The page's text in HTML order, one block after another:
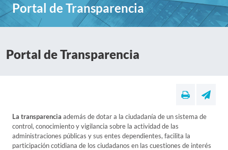
Portal de Transparencia
Portal de Transparencia
La transparencia además de dotar a la ciudadanía de un sistema de
control, conocimiento y vigilancia sobre la actividad de las
administraciones públicas y sus entes dependientes, facilita la
participación cotidiana de los ciudadanos en las cuestiones de interés